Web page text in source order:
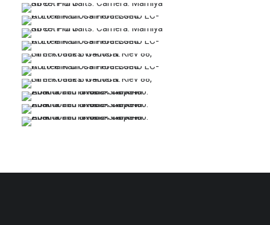
…
…
…
…
…
…
…
…